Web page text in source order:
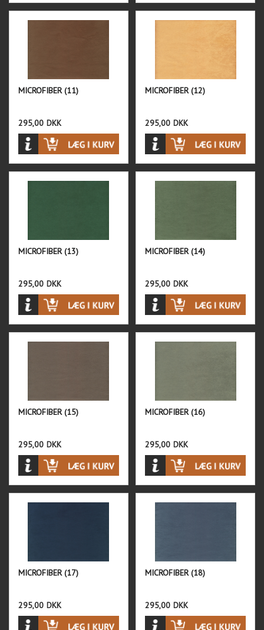
MICROFIBER (11)
295,00 DKK
MICROFIBER (12)
295,00 DKK
MICROFIBER (13)
295,00 DKK
MICROFIBER (14)
295,00 DKK
MICROFIBER (15)
295,00 DKK
MICROFIBER (16)
295,00 DKK
MICROFIBER (17)
295,00 DKK
MICROFIBER (18)
295,00 DKK